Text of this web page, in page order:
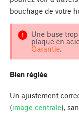
bouchage de votre
Une buse
plaque en
Garantie.
Bien réglée
Un ajustement
(image centrale),